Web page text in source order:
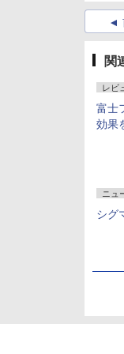
関
レビ
富士
効果
ニュ
シグ